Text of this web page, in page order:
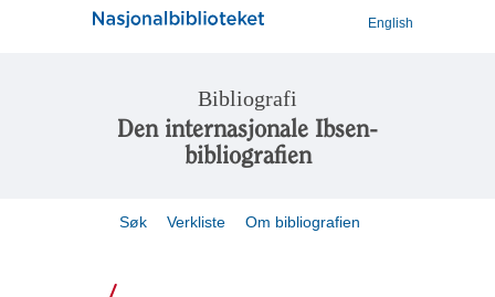
English
Bibliografi
Den internasjonale Ibsen-
bibliografien
Søk Verkliste Om bibliografien